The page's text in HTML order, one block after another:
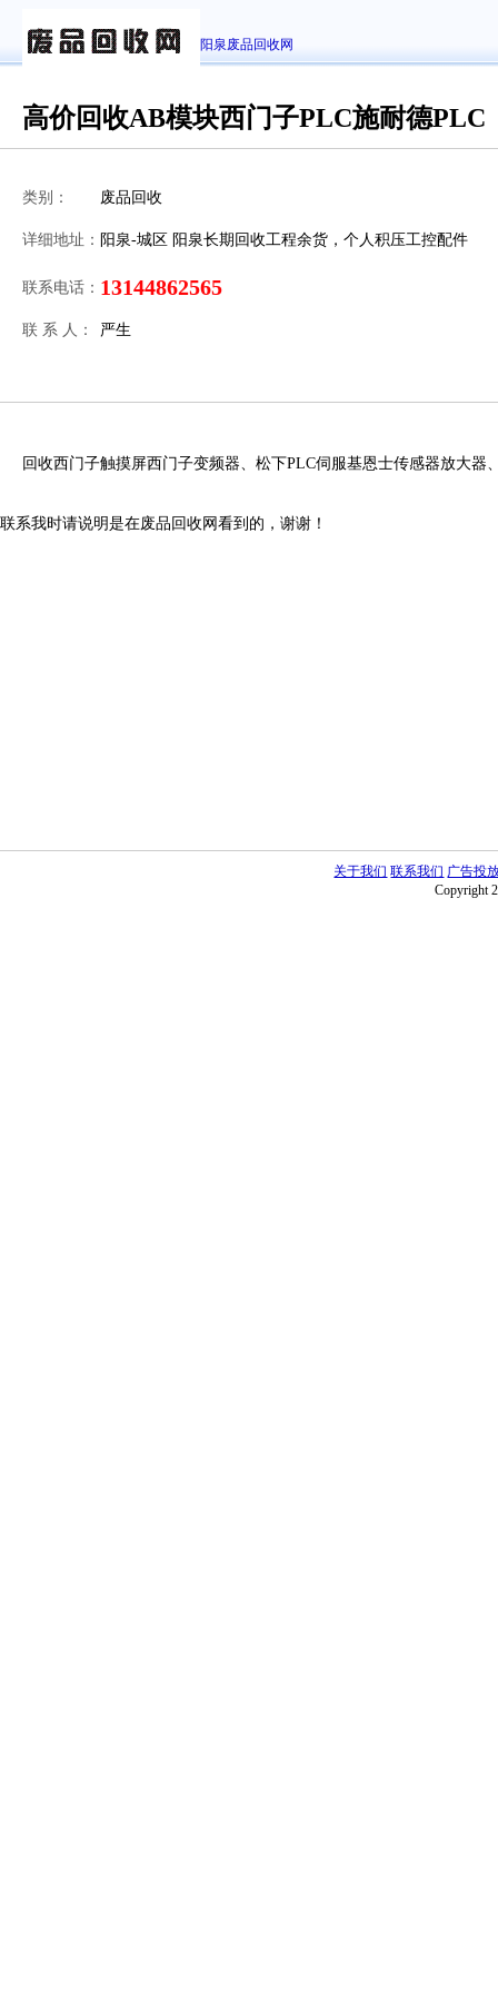
阳泉废品回收网
高价回收AB模块西门子PLC施耐德PLC
类别： 废品回收
详细地址： 阳泉-城区 阳泉长期回收工程余货，个人积压工控配件
联系电话： 13144862565
联 系 人： 严生
回收西门子触摸屏西门子变频器、松下PLC伺服基恩士传感器放大器
联系我时请说明是在废品回收网看到的，谢谢！
关于我们 联系我们 广告投
Copyright